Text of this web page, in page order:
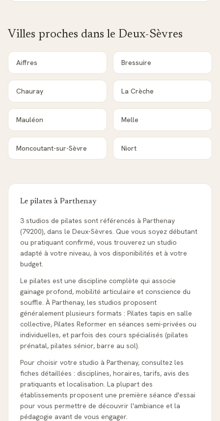
Villes proches dans le Deux-Sèvres
Aiffres Bressuire
Chauray La Crèche
Mauléon Melle
Moncoutant-sur-Sèvre Niort
Le pilates à Parthenay
3 studios de pilates sont référencés à Parthenay
(79200), dans le Deux-Sèvres. Que vous soyez débutant
ou pratiquant confirmé, vous trouverez un studio
adapté à votre niveau, à vos disponibilités et à votre
budget.
Le pilates est une discipline complète qui associe
gainage profond, mobilité articulaire et conscience du
souffle. À Parthenay, les studios proposent
généralement plusieurs formats : Pilates tapis en salle
collective, Pilates Reformer en séances semi-privées ou
individuelles, et parfois des cours spécialisés (pilates
prénatal, pilates sénior, barre au sol).
Pour choisir votre studio à Parthenay, consultez les
fiches détaillées : disciplines, horaires, tarifs, avis des
pratiquants et localisation. La plupart des
établissements proposent une première séance d'essai
pour vous permettre de découvrir l'ambiance et la
pédagogie avant de vous engager.